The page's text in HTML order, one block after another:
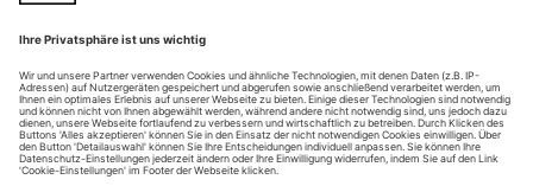
die Betriebsstrukturen in der «Cocka Hola Company» schon
umrissen. Vorn, auf der Bühne, kuschelt das Kollektiv, rechts
gluckst die Kaffeemaschine, links hüpft das Kind des Hauses
auf den Kissen. Hinten, aus dem Off, stöhnt das Kollektiv,
dort wird der nächste Pornofilm durchgehechelt. Von